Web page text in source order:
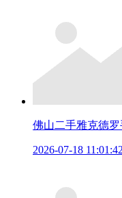
佛山二手雅克德
2026-07-18 11:01:42